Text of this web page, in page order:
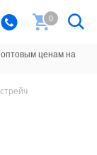
0
оптовым ценам на